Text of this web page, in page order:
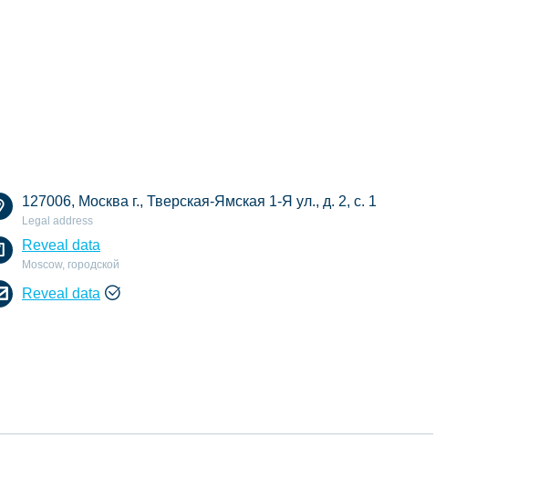
127006, Москва г., Тверская-Ямская 1-Я ул., д. 2, с. 1
Legal address
Reveal data
Moscow, городской
Reveal data